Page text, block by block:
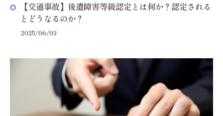
【交通事故】後遺障害等級認定とは何か？認定される
とどうなるのか？
2025/06/03